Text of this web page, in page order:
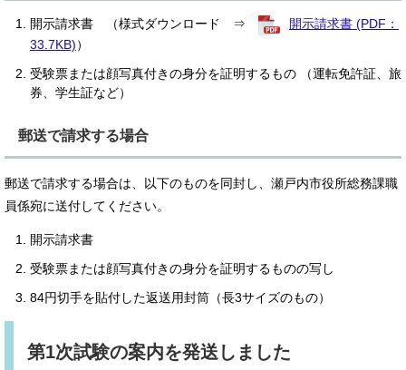
開示請求書 （様式ダウンロード ⇒
開示請求書 (PDF：
33.7KB)）
受験票または顔写真付きの身分を証明するもの （運転免許証、旅
券、学生証など）
郵送で請求する場合
郵送で請求する場合は、以下のものを同封し、瀬戸内市役所総務課職
員係宛に送付してください。
開示請求書
受験票または顔写真付きの身分を証明するものの写し
84円切手を貼付した返送用封筒（長3サイズのもの）
第1次試験の案内を発送しました